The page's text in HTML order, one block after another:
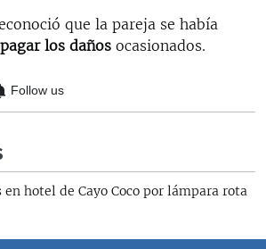
que la pareja se había
pagar los daños ocasionados.
Follow us
en hotel de Cayo Coco por lámpara rota